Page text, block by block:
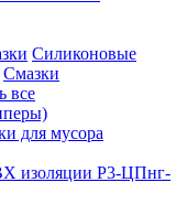
Силиконовые
Смазки
все
для мусора
изоляции Р3-ЦПнг-